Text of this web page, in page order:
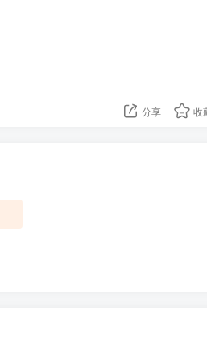
分享 收